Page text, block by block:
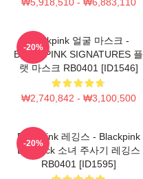
Blackpink 얼굴 마스크 -
BLACKPINK SIGNATURES 플
랫 마스크 RB0401 [ID1546]
₩2,740,842 - ₩3,100,500
-20%
Blackpink 레깅스 - Blackpink
Lovesick 소녀 주사기 레깅스
RB0401 [ID1595]
-20%